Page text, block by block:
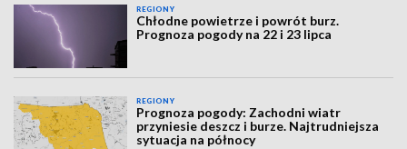
REGIONY
Chłodne powietrze i powrót burz.
Prognoza pogody na 22 i 23 lipca
REGIONY
Prognoza pogody: Zachodni wiatr
przyniesie deszcz i burze. Najtrudniejsza
sytuacja na północy